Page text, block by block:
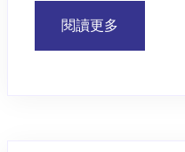
閱讀更多